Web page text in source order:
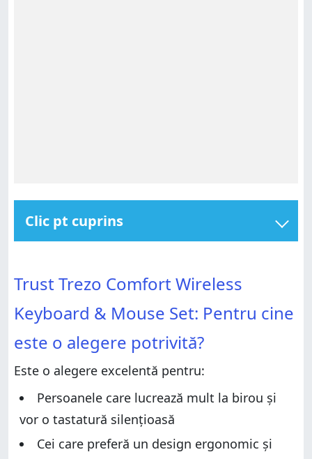
Clic pt cuprins
Pro și contra
Verdict
Despachetarea Trust Trezo Comfort Wireless
Keyboard & Mouse Set
Experiența de utilizare a kitului Trust Trezo Comfort
Wireless Keyboard & Mouse
Drivere și software
Keyboard & Mouse Set?
Pentru cine este o alegere potrivită?
Verdict
Despachetarea Trust Trezo Comfort Wireless
Keyboard & Mouse Set
Design și specificații hardware
Experiența de utilizare a kitului Trust Trezo Comfort
Drivere și software
Ce părere ai despre Trust Trezo Comfort Wireless
Trust Trezo Comfort Wireless
Keyboard & Mouse Set: Pentru cine
este o alegere potrivită?
Este o alegere excelentă pentru:
Persoanele care lucrează mult la birou și
vor o tastatură silențioasă
Cei care preferă un design ergonomic și